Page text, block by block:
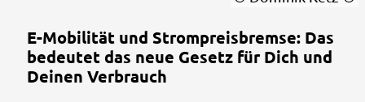
E-Mobilität und Strompreisbremse: Das
bedeutet das neue Gesetz für Dich und
Deinen Verbrauch